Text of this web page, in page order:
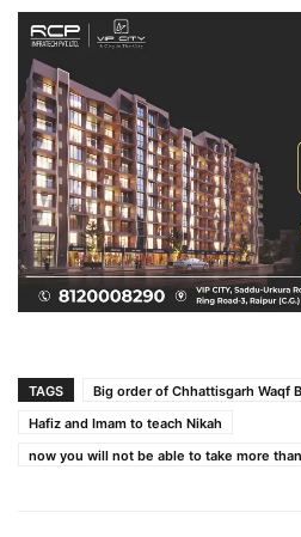
TAGS
Big order of Chhattisgarh Waqf
Hafiz and Imam to teach Nikah
now you will not be able to take more than